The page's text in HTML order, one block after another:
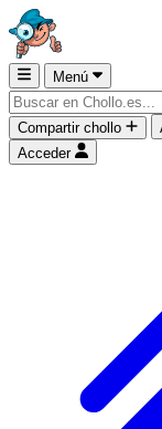
Menú
Compartir chollo
Acceder